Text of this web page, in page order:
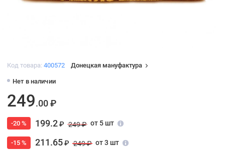
Код товара: 400572 Донецкая мануфактура
Нет в наличии
249.00 ₽
-20 % 199.2₽ 249 ₽ от 5 шт
-15 % 211.65₽ 249 ₽ от 3 шт